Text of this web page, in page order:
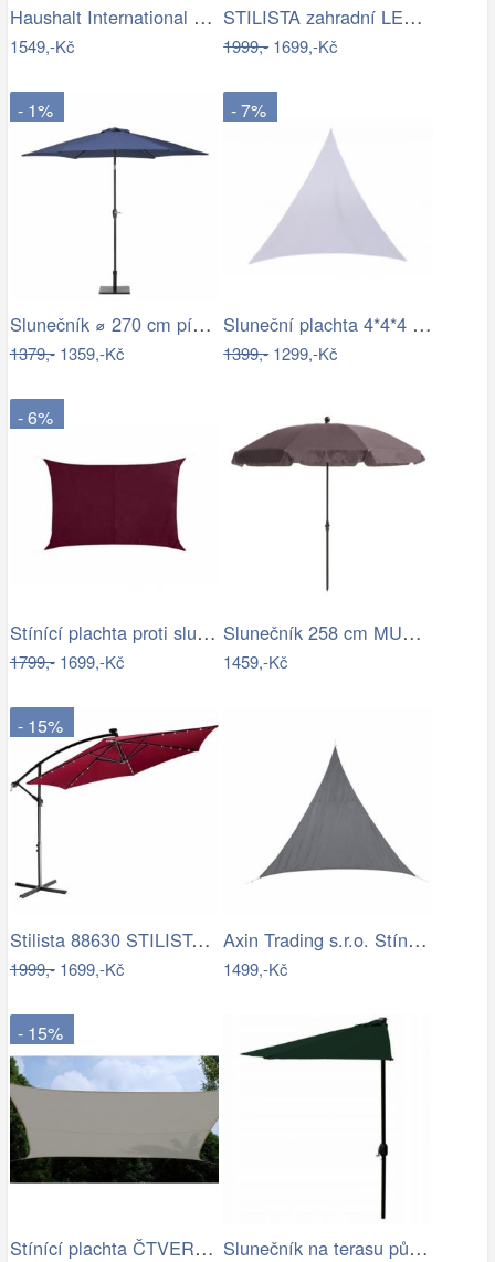
Haushalt International Kovový slunečník…
1549,-Kč
STILISTA zahradní LED slunečník s…
1999,-1699,-Kč
- 1%
Slunečník ⌀ 270 cm pískově béžový VARESE
1379,-1359,-Kč
- 7%
Sluneční plachta 4*4*4 m bílá
1399,-1299,-Kč
- 6%
Stínící plachta proti slunci 3x4m bordó
1799,-1699,-Kč
Slunečník 258 cm MURASA Bílá
1459,-Kč
- 15%
Stilista 88630 STILISTA Zahradní LED…
1999,-1699,-Kč
Axin Trading s.r.o. Stínící plachta…
1499,-Kč
- 15%
Stínící plachta ČTVEREC Rojaplast Slunečník na terasu půlkruhový - zelený…